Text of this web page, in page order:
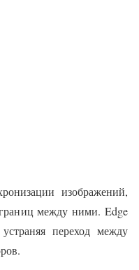
изображений,
между ними. Edge
переход между